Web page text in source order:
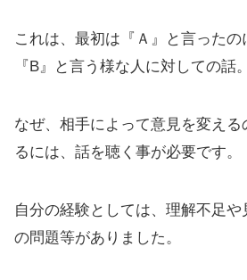
これは、最初は『Ａ』と言った
『B』と言う様な人に対しての話。
なぜ、相手によって意見を変える
るには、話を聴く事が必要です。
自分の経験としては、理解不足
の問題等がありました。